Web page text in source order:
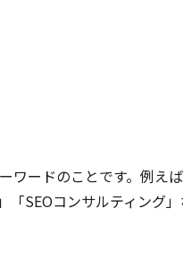
ワードのことです。例え
「SEOコンサルティング